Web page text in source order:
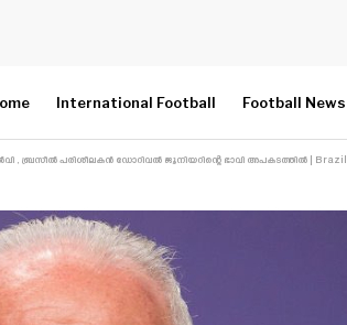
International Football Football News
, ബ്രസീൽ പരിശീലകൻ ഡോറിവൽ ജൂനിയറിന്റെ ഭാവി അപകടത്തിൽ | Brazil